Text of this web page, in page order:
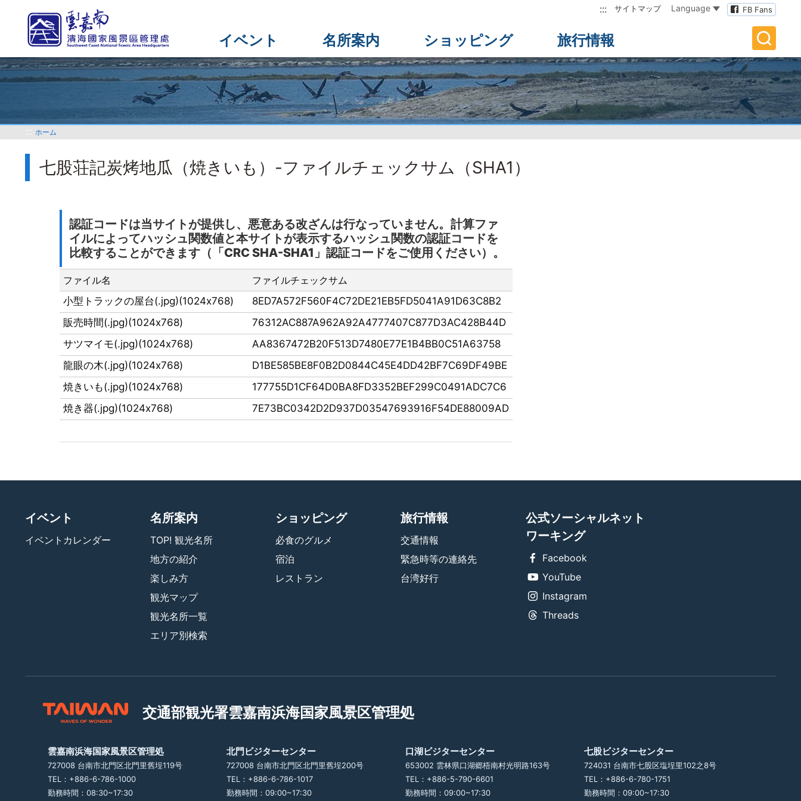
ン
テ
セ
::: サイトマップ Language FB Fans
イベント 名所案内 ショッピング 旅行情報
::: ホーム
七股荘記炭烤地瓜（焼きいも）-ファイルチェックサム（SHA1）
認証コードは当サイトが提供し、悪意ある改ざんは行なっていません。計算ファ
イルによってハッシュ関数値と本サイトが表示するハッシュ関数の認証コードを
比較することができます（「CRC SHA-SHA1」認証コードをご使用ください）。
ファイル名
ファイルチェックサム
小型トラックの屋台(.jpg)(1024x768)
8ED7A572F560F4C72DE21EB5FD5041A91D63C8B2
販売時間(.jpg)(1024x768)
76312AC887A962A92A4777407C877D3AC428B44D
サツマイモ(.jpg)(1024x768)
AA8367472B20F513D7480E77E1B4BB0C51A63758
龍眼の木(.jpg)(1024x768)
D1BE585BE8F0B2D0844C45E4DD42BF7C69DF49BE
焼きいも(.jpg)(1024x768)
177755D1CF64D0BA8FD3352BEF299C0491ADC7C6
焼き器(.jpg)(1024x768)
7E73BC0342D2D937D03547693916F54DE88009AD
イベント
イベントカレンダー
名所案内
TOP! 観光名所
地方の紹介
楽しみ方
観光マップ
観光名所一覧
エリア別検索
ショッピング
必食のグルメ
宿泊
レストラン
旅行情報
交通情報
緊急時等の連絡先
台湾好行
公式ソーシャルネット
ワーキング
Facebook
YouTube
Instagram
Threads
交通部観光署雲嘉南浜海国家風景区管理処
雲嘉南浜海国家風景区管理処
727008 台南市北門区北門里舊埕119号
TEL：+886-6-786-1000
勤務時間：08:30~17:30
北門ビジターセンター
727008 台南市北門区北門里舊埕200号
TEL：+886-6-786-1017
勤務時間：09:00~17:30
口湖ビジターセンター
653002 雲林県口湖郷梧南村光明路163号
TEL：+886-5-790-6601
勤務時間：09:00~17:30
七股ビジターセンター
724031 台南市七股区塩埕里102之8号
TEL：+886-6-780-1751
勤務時間：09:00~17:30